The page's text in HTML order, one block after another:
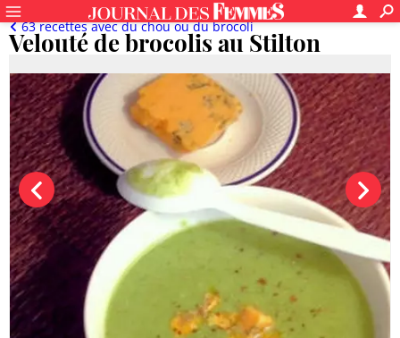
Velouté de brocolis au Stilton
63 recettes avec du chou ou du brocoli